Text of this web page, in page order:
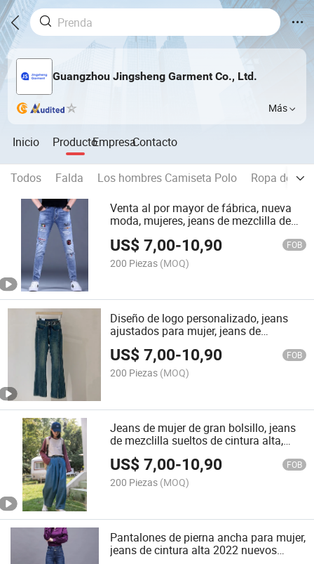
Guangzhou Jingsheng Garment Co., Ltd.
Más
Inicio ProductoEmpresaContacto
Todos Falda Los hombres Camiseta Polo
Ropa de
Venta al por mayor de fábrica, nueva
moda, mujeres, jeans de mezclilla de
US$7,00-10,90 FOB
200 Piezas (MOQ)
Diseño de logo personalizado, jeans
ajustados para mujer, jeans de
mezclilla azul clásico
US$7,00-10,90 FOB
200 Piezas (MOQ)
Jeans de mujer de gran bolsillo, jeans
de mezclilla sueltos de cintura alta,
jeans de corte recto para mujeres
US$7,00-10,90 FOB
200 Piezas (MOQ)
Pantalones de pierna ancha para mujer,
jeans de cintura alta 2022 nuevos